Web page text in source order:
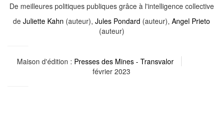
De meilleures politiques publiques grâce à l'intelligence collective
de Juliette Kahn (auteur), Jules Pondard (auteur), Angel Prieto
(auteur)
Maison d'édition : Presses des Mines - Transvalor
février 2023